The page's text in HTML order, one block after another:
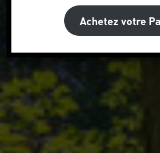
Achetez votre